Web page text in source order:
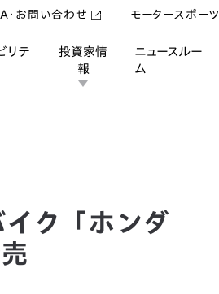
リテ
投資家情
報
ニュースルー
ム
・お問い合わせ モータースポーツ
インテグラ」を発売
イク「ホンダ